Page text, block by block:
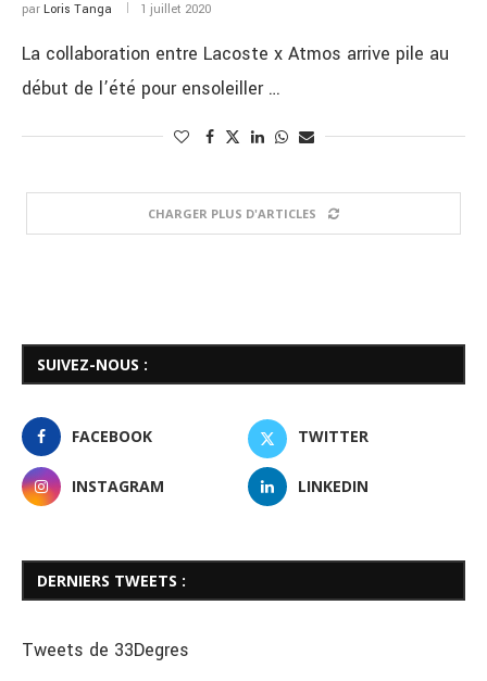
par Loris Tanga 1 juillet 2020
La collaboration entre Lacoste x Atmos arrive pile au
début de l’été pour ensoleiller …
CHARGER PLUS D'ARTICLES
SUIVEZ-NOUS :
FACEBOOK TWITTER
INSTAGRAM LINKEDIN
DERNIERS TWEETS :
Tweets de 33Degres